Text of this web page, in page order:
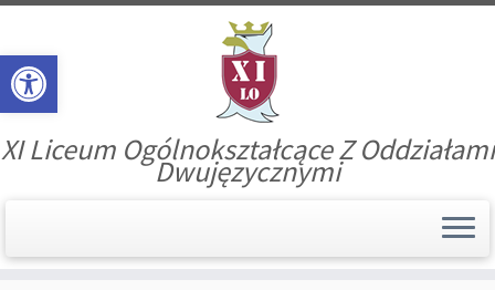
Open toolbar
XI Liceum Ogólnokształcące Z Oddziałami
Dwujęzycznymi